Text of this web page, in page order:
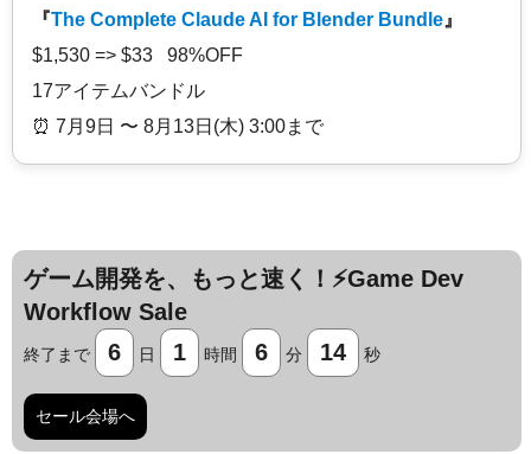
『The Complete Claude AI for Blender Bundle 』
$1,530 => $33 98%OFF
17アイテムバンドル
⏰️ 7月9日 〜 8月13日(木) 3:00まで
ゲーム開発を、もっと速く！⚡️Game Dev
Workflow Sale
終了まで 6 日 1 時間 6 分 13 秒
セール会場へ